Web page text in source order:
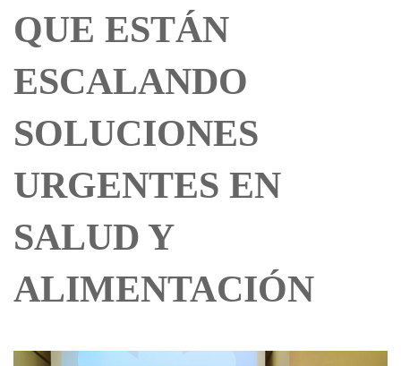
QUE ESTÁN
ESCALANDO
SOLUCIONES
URGENTES EN
SALUD Y
ALIMENTACIÓN